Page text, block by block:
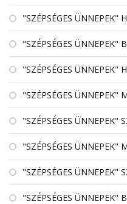
"SZÉPSÉGES ÜNNEPEK"
"SZÉPSÉGES ÜNNEPEK"
"SZÉPSÉGES ÜNNEPEK"
"SZÉPSÉGES ÜNNEPEK"
"SZÉPSÉGES ÜNNEPEK"
"SZÉPSÉGES ÜNNEPEK"
"SZÉPSÉGES ÜNNEPEK"
"SZÉPSÉGES ÜNNEPEK"